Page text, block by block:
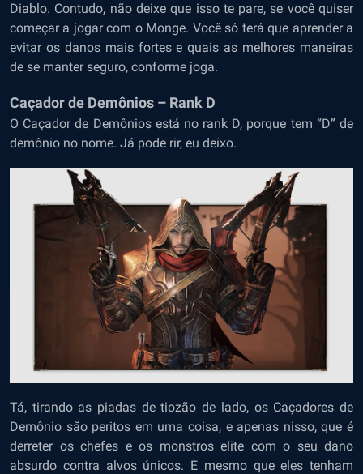
Diablo. Contudo, não deixe que isso te pare, se você quiser
começar a jogar com o Monge. Você só terá que aprender a
evitar os danos mais fortes e quais as melhores maneiras
de se manter seguro, conforme joga.
Caçador de Demônios – Rank D
O Caçador de Demônios está no rank D, porque tem “D” de
demônio no nome. Já pode rir, eu deixo.
Tá, tirando as piadas de tiozão de lado, os Caçadores de
Demônio são peritos em uma coisa, e apenas nisso, que é
derreter os chefes e os monstros elite com o seu dano
absurdo contra alvos únicos. E mesmo que eles tenham